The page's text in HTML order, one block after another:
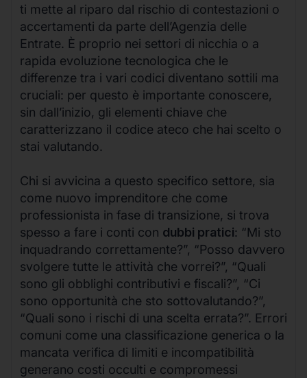
ti mette al riparo dal rischio di contestazioni o
accertamenti da parte dell’Agenzia delle
Entrate. È proprio nei settori di nicchia o a
rapida evoluzione tecnologica che le
differenze tra i vari codici diventano sottili ma
cruciali: per questo è importante conoscere,
sin dall’inizio, gli elementi chiave che
caratterizzano il codice ateco che hai scelto o
stai valutando.
Chi si avvicina a questo specifico settore, sia
come nuovo imprenditore che come
professionista in fase di transizione, si trova
spesso a fare i conti con dubbi pratici: “Mi sto
inquadrando correttamente?”, “Posso davvero
svolgere tutte le attività che vorrei?”, “Quali
sono gli obblighi contributivi e fiscali?”, “Ci
sono opportunità che sto sottovalutando?”,
“Quali sono i rischi di una scelta errata?”. Errori
comuni come una classificazione generica o la
mancata verifica di limiti e incompatibilità
generano costi occulti e compromessi